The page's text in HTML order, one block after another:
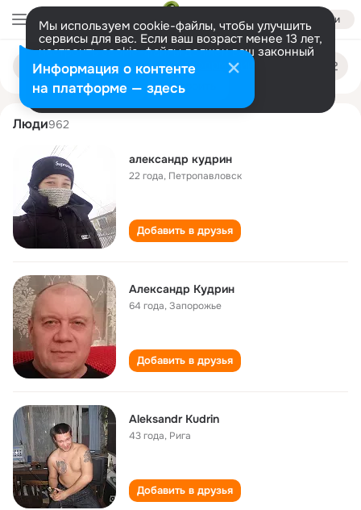
Войти
Мы используем cookie-файлы, чтобы улучшить
сервисы для вас. Если ваш возраст менее 13 лет,
настроить cookie-файлы должен ваш законный
представитель. Больше информации
Разрешить все Настроить
Поиск
людям
aleksandr kudrin
Люди962
александр кудрин
22 года, Петропавловск
Добавить в друзья
Александр Кудрин
64 года,Запорожье
Добавить в друзья
Aleksandr Kudrin
43 года, Рига
Добавить в друзья
Информация о контенте
на платформе — здесь